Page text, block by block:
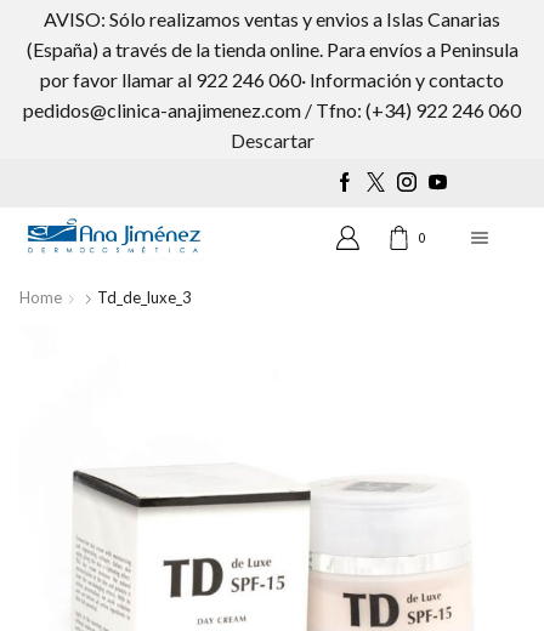
AVISO: Sólo realizamos ventas y envios a Islas Canarias
(España) a través de la tienda online. Para envíos a Peninsula
por favor llamar al 922 246 060· Información y contacto
pedidos@clinica-anajimenez.com / Tfno: (+34) 922 246 060
Descartar
Wishlist 0
0
Home Td_de_luxe_3